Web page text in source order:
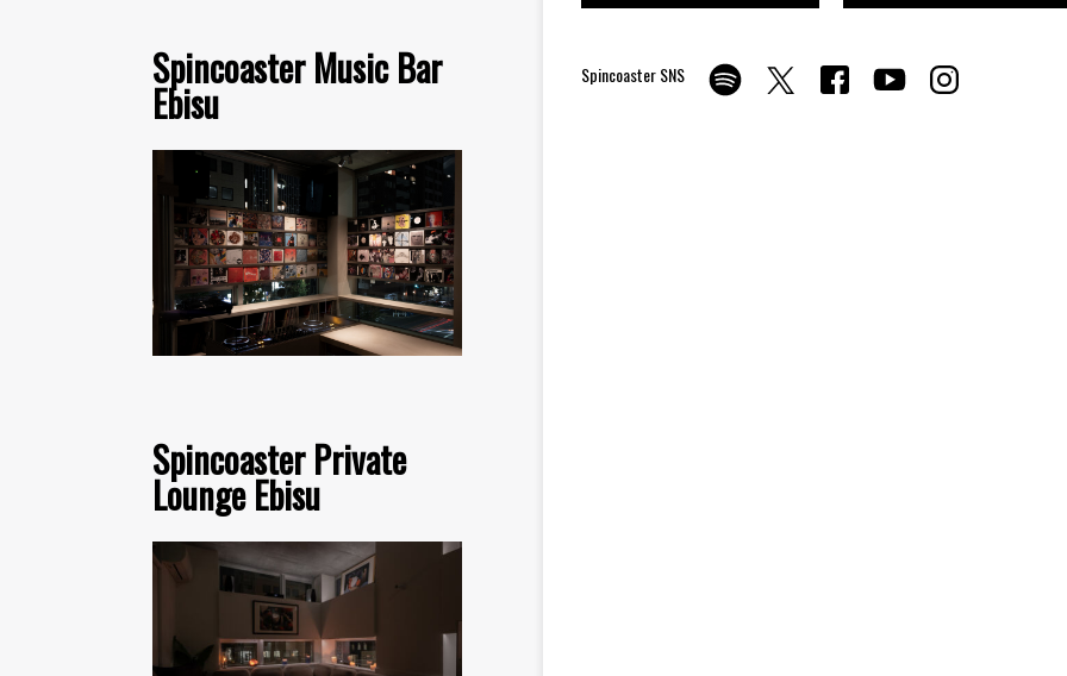
Spincoaster Music Bar
Ebisu
Spincoaster Private
Lounge Ebisu
Spincoaster SNS